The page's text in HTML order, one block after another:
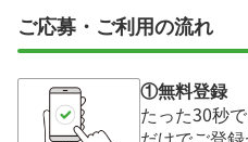
ご応募・ご利用の流れ
①無料登録
たった30秒